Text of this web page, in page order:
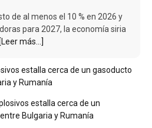
de al menos el 10 % en 2026 y
para 2027, la economía siria
[Leer más...]
estalla cerca de un gasoducto
y Rumanía